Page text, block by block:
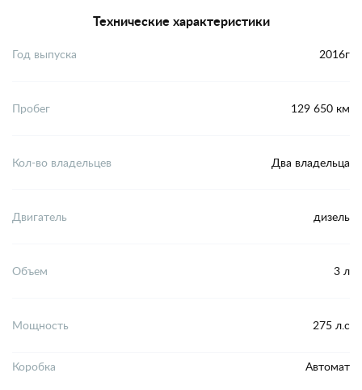
Технические характеристики
Год выпуска 2016г
Пробег 129 650 км
Кол-во владельцев Два владельца
Двигатель дизель
Объем 3 л
Мощность 275 л.с
Коробка Автомат